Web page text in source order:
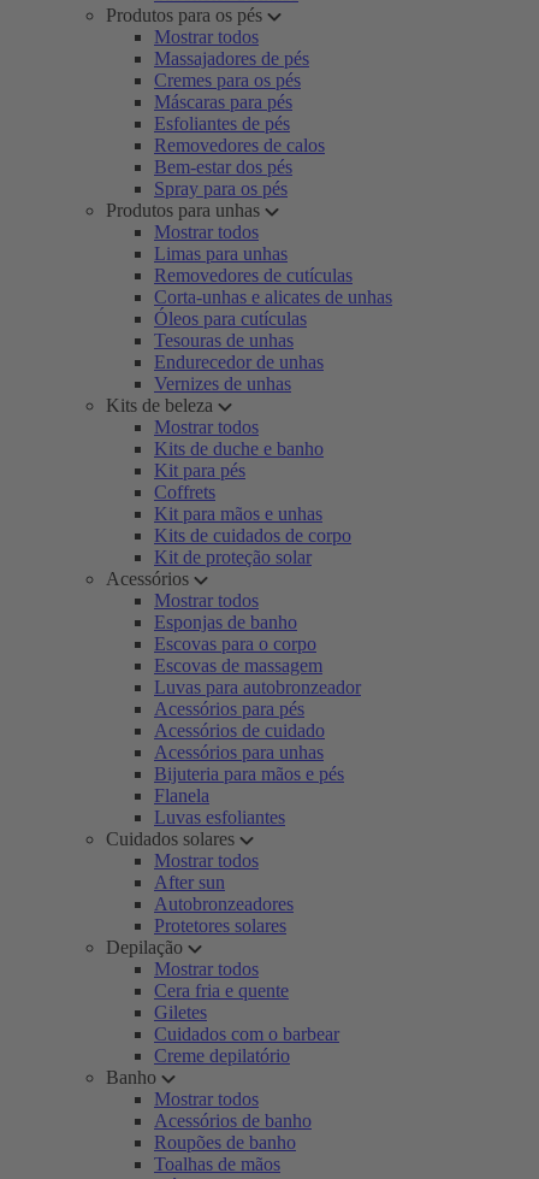
Produtos para os pés
Mostrar todos
Massajadores de pés
Cremes para os pés
Máscaras para pés
Esfoliantes de pés
Removedores de calos
Bem-estar dos pés
Spray para os pés
Produtos para unhas
Mostrar todos
Limas para unhas
Removedores de cutículas
Corta-unhas e alicates de unhas
Óleos para cutículas
Tesouras de unhas
Endurecedor de unhas
Vernizes de unhas
Kits de beleza
Mostrar todos
Kits de duche e banho
Kit para pés
Coffrets
Kit para mãos e unhas
Kits de cuidados de corpo
Kit de proteção solar
Acessórios
Mostrar todos
Esponjas de banho
Escovas para o corpo
Escovas de massagem
Luvas para autobronzeador
Acessórios para pés
Acessórios de cuidado
Acessórios para unhas
Bijuteria para mãos e pés
Flanela
Luvas esfoliantes
Cuidados solares
Mostrar todos
After sun
Autobronzeadores
Protetores solares
Depilação
Mostrar todos
Cera fria e quente
Giletes
Cuidados com o barbear
Creme depilatório
Banho
Mostrar todos
Acessórios de banho
Roupões de banho
Toalhas de mãos